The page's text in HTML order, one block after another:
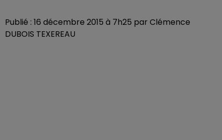
Publié : 16 décembre 2015 à 7h25 par Clémence
DUBOIS TEXEREAU